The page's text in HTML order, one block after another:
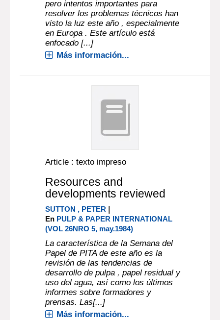
pero intentos importantes para
resolver los problemas técnicos han
visto la luz este año , especialmente
en Europa . Este artículo está
enfocado [...]
Más información...
Article : texto impreso
Resources and
developments reviewed
SUTTON , PETER |
En PULP & PAPER INTERNATIONAL
(VOL 26NRO 5, may.1984)
La característica de la Semana del
Papel de PITA de este año es la
revisión de las tendencias de
desarrollo de pulpa , papel residual y
uso del agua, así como los últimos
informes sobre formadores y
prensas. Las[...]
Más información...